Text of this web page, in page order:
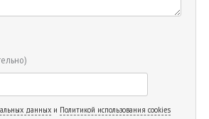
данных и Политикой использования cookies